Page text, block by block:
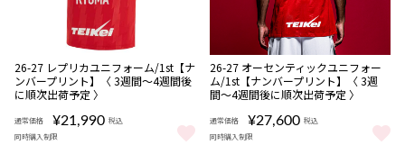
NEW
数量
限定
受注
商品
26-27 レプリカユニフォーム/1st【ナ
ンバープリント】〈 3週間〜4週間後
に順次出荷予定 〉
通常価格 ¥21,990 税込
同時購入制限
NEW
数量
限定
受注
商品
26-27 オーセンティックユニフォー
ム/1st【ナンバープリント】〈 3週
間〜4週間後に順次出荷予定 〉
通常価格 ¥27,600 税込
同時購入制限